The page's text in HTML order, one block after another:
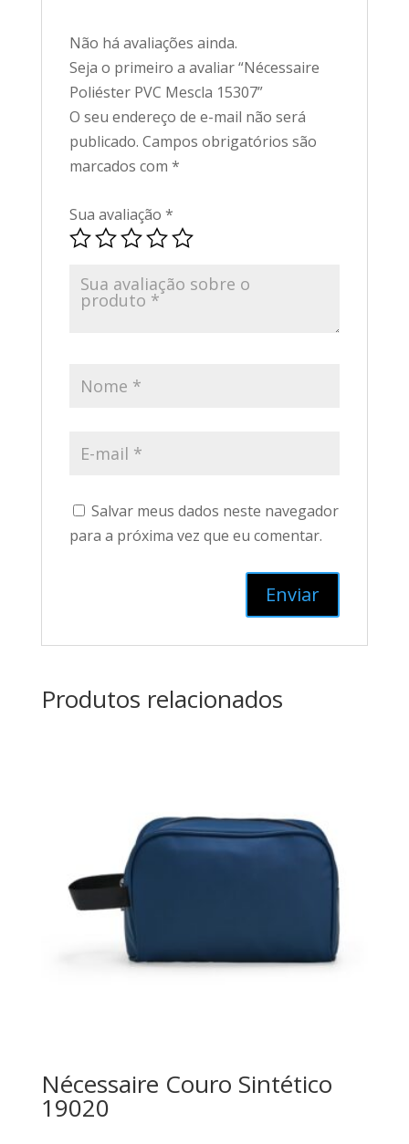
Não há avaliações ainda.
Seja o primeiro a avaliar “Nécessaire
Poliéster PVC Mescla 15307”
O seu endereço de e-mail não será
publicado. Campos obrigatórios são
marcados com *
Sua avaliação *
Salvar meus dados neste navegador
para a próxima vez que eu comentar.
Produtos relacionados
Nécessaire Couro Sintético
19020